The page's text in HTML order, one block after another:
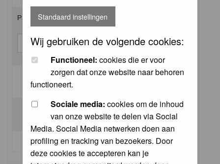
Standaard instellingen
Wij gebruiken de volgende cookies:
Functioneel: cookies die er voor
zorgen dat onze website naar behoren
functioneert.
Sociale media: cookies om de inhoud
van onze website te delen via Social
Media. Social Media netwerken doen aan
profiling en tracking van bezoekers. Door
deze cookies te accepteren kan je
Password:
Log me on automatically each visit:
I forgot my password